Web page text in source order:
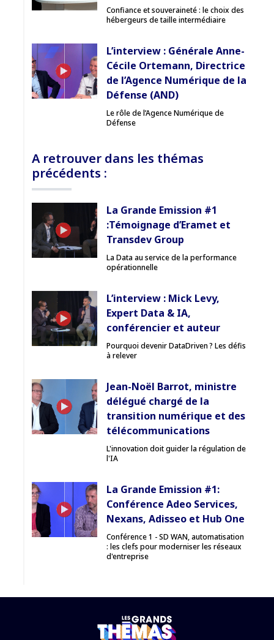
Confiance et souveraineté : le choix des
hébergeurs de taille intermédiaire
L’interview : Générale Anne-
Cécile Ortemann, Directrice
de l’Agence Numérique de la
Défense (AND)
Le rôle de l’Agence Numérique de
Défense
A retrouver dans les thémas
précédents :
La Grande Emission #1
:Témoignage d’Eramet et
Transdev Group
La Data au service de la performance
opérationnelle
L’interview : Mick Levy,
Expert Data & IA,
conférencier et auteur
Pourquoi devenir DataDriven ? Les défis
à relever
Jean-Noël Barrot, ministre
délégué chargé de la
transition numérique et des
télécommunications
L'innovation doit guider la régulation de
l'IA
La Grande Emission #1:
Conférence Adeo Services,
Nexans, Adisseo et Hub One
Conférence 1 - SD WAN, automatisation
: les clefs pour moderniser les réseaux
d'entreprise